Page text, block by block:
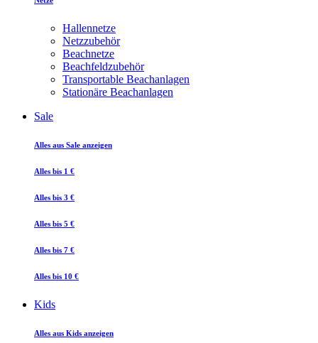
Hallennetze
Netzzubehör
Beachnetze
Beachfeldzubehör
Transportable Beachanlagen
Stationäre Beachanlagen
Sale
Alles aus Sale anzeigen
Alles bis 1 €
Alles bis 3 €
Alles bis 5 €
Alles bis 7 €
Alles bis 10 €
Kids
Alles aus Kids anzeigen